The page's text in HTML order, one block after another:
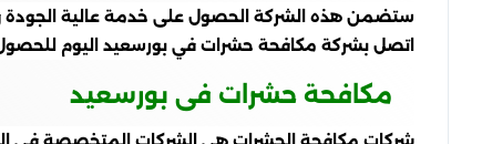
ستضمن هذه الشركة الحصول على خدمة عالية الجودة
اتصل بشركة مكافحة حشرات في بورسعيد اليوم
مكافحة حشرات فى بورسعيد
شركات مكافحة الحشرات هي الشركات المتخصصة في